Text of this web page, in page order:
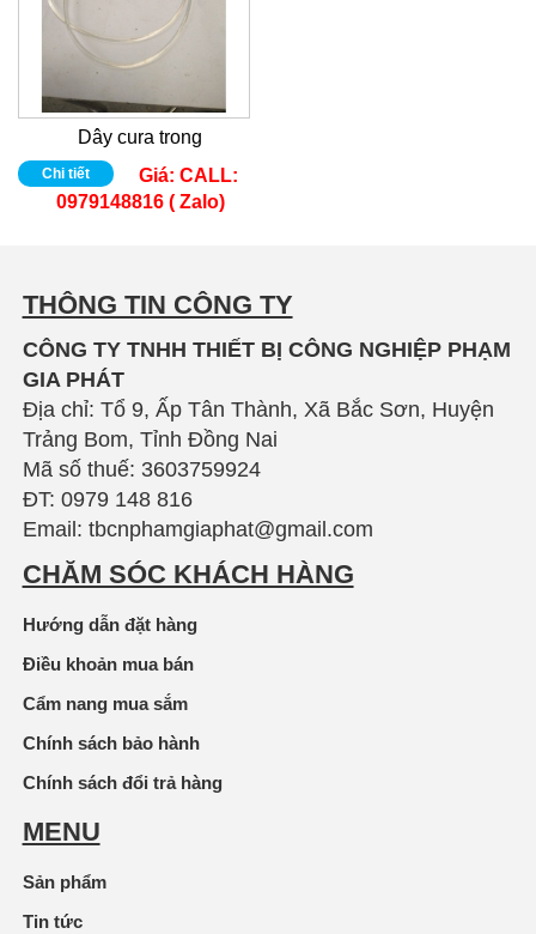
Dây cura trong
Chi tiết Giá: CALL:
0979148816 ( Zalo)
THÔNG TIN CÔNG TY
CÔNG TY TNHH THIẾT BỊ CÔNG NGHIỆP PHẠM
GIA PHÁT
Địa chỉ: Tổ 9, Ấp Tân Thành, Xã Bắc Sơn, Huyện
Trảng Bom, Tỉnh Đồng Nai
Mã số thuế: 3603759924
ĐT: 0979 148 816
Email: tbcnphamgiaphat@gmail.com
CHĂM SÓC KHÁCH HÀNG
Hướng dẫn đặt hàng
Điều khoản mua bán
Cẩm nang mua sắm
Chính sách bảo hành
Chính sách đổi trả hàng
MENU
Sản phẩm
Tin tức